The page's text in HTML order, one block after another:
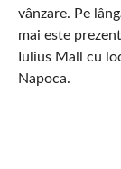
vânzare. Pe
mai este
Iulius Mall cu
Napoca.